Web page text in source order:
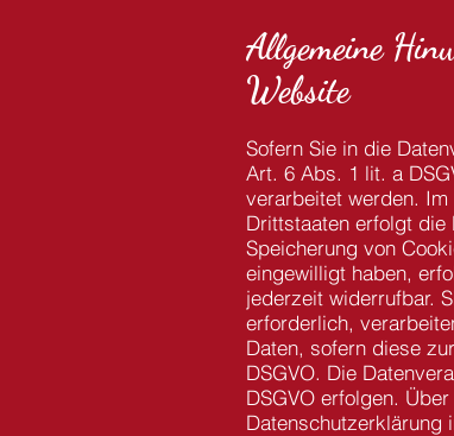
Allgemeine
Website
Sofern Sie in die
Art. 6 Abs. 1 lit. a
verarbeitet werden.
Drittstaaten erfolgt die
Speicherung von
eingewilligt haben,
jederzeit widerrufbar.
erforderlich,
Daten, sofern diese
DSGVO. Die
DSGVO erfolgen.
Datenschutzerklärung